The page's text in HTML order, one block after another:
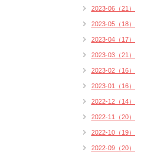
2023-06（21）
2023-05（18）
2023-04（17）
2023-03（21）
2023-02（16）
2023-01（16）
2022-12（14）
2022-11（20）
2022-10（19）
2022-09（20）